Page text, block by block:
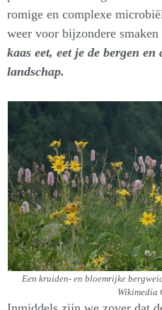
romige en complexe
weer voor bijzondere
kaas eet, eet je de bergen en
landschap.
Een kruiden- en bloemrijke
Wikimedia